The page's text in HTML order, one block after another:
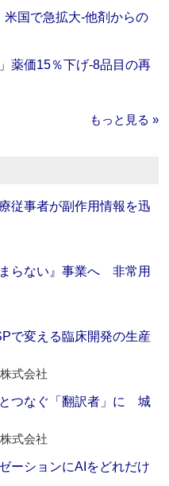
米国で急拡大‐他剤からの
薬価15％下げ‐8品目の再
もっと見る »
従事者が副作用情報を迅
らない』事業へ 非常用
で変える臨床開発の生産
式会社
とつなぐ「翻訳者」に 城
式会社
ーションにAIをどれだけ